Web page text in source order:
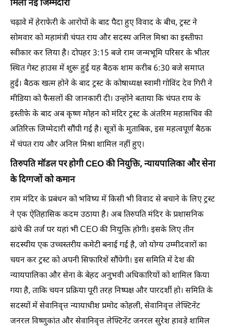
मिली नई जिम्मेदारी
चढ़ावे में हेराफेरी के आरोपों के बाद पैदा हुए विवाद के बीच, ट्रस्ट ने
सोमवार को महामंत्री चंपत राय और सदस्य अनिल मिश्रा का इस्तीफा
स्वीकार कर लिया है। दोपहर 3:15 बजे राम जन्मभूमि परिसर के भीतर
स्थित गेस्ट हाउस में शुरू हुई यह बैठक शाम करीब 6:30 बजे समाप्त
हुई। बैठक खत्म होने के बाद ट्रस्ट के कोषाध्यक्ष स्वामी गोविंद देव गिरी ने
मीडिया को फैसलों की जानकारी दी। उन्होंने बताया कि चंपत राय के
इस्तीफे के बाद अब कृष्ण मोहन को मंदिर ट्रस्ट के अंतरिम महासचिव की
अतिरिक्त जिम्मेदारी सौंपी गई है। सूत्रों के मुताबिक, इस महत्वपूर्ण बैठक
में चंपत राय और अनिल मिश्रा शामिल नहीं हुए।
तिरुपति मॉडल पर होगी CEO की नियुक्ति, न्यायपालिका और सेना
के दिग्गजों को कमान
राम मंदिर के प्रबंधन को भविष्य में किसी भी विवाद से बचाने के लिए ट्रस्ट
ने एक ऐतिहासिक कदम उठाया है। अब तिरुपति मंदिर के प्रशासनिक
ढांचे की तर्ज पर यहां भी CEO की नियुक्ति होगी। इसके लिए तीन
सदस्यीय एक उच्चस्तरीय कमेटी बनाई गई है, जो योग्य उम्मीदवारों का
चयन कर ट्रस्ट को अपनी सिफारिशें सौंपेगी। इस समिति में देश की
न्यायपालिका और सेना के बेहद अनुभवी अधिकारियों को शामिल किया
गया है, ताकि चयन प्रक्रिया पूरी तरह निष्पक्ष और पारदर्शी हो। समिति के
सदस्यों में सेवानिवृत्त न्यायाधीश प्रमोद कोहली, सेवानिवृत्त लेफ्टिनेंट
जनरल विष्णुकांत और सेवानिवृत्त लेफ्टिनेंट जनरल सुरेश हावड़े शामिल